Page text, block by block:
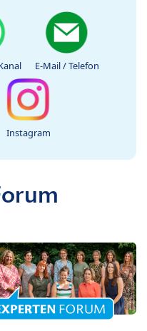
E-Mail / Telefon
Instagram